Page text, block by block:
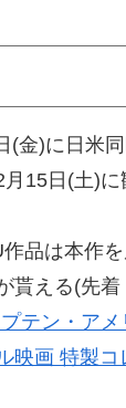
(金)に日米
月15日(土)に
品は本作
貰える(先着
プテン・ア
映画 特製